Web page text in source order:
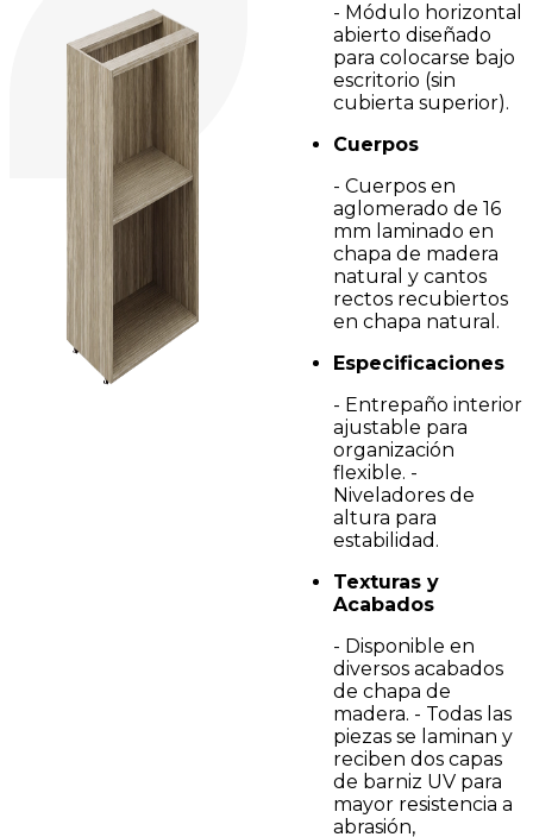
- Módulo horizontal
abierto diseñado
para colocarse bajo
escritorio (sin
cubierta superior).
Cuerpos
- Cuerpos en
aglomerado de 16
mm laminado en
chapa de madera
natural y cantos
rectos recubiertos
en chapa natural.
Especificaciones
- Entrepaño interior
ajustable para
organización
flexible. -
Niveladores de
altura para
estabilidad.
Texturas y
Acabados
- Disponible en
diversos acabados
de chapa de
madera. - Todas las
piezas se laminan y
reciben dos capas
de barniz UV para
mayor resistencia a
abrasión,